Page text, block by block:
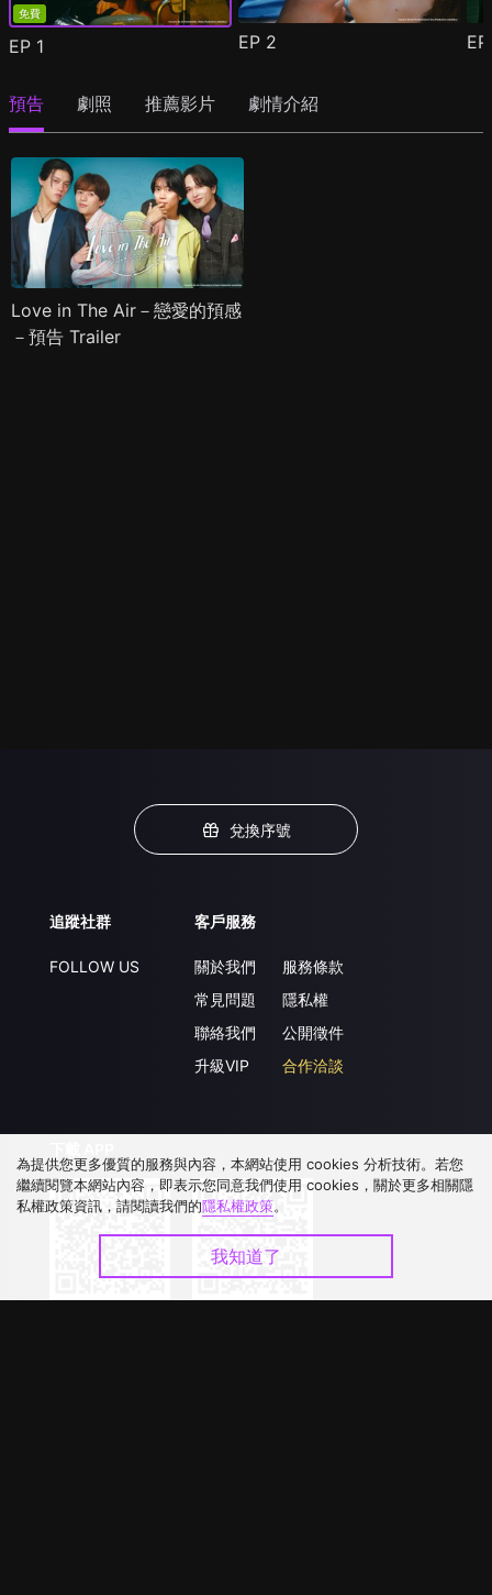
免費
EP 1 EP 2
預告 劇照 推薦影片 劇情介紹
Love in The Air－戀愛的預感
－預告 Trailer
兌換序號
追蹤社群
FOLLOW US
客戶服務
關於我們
常見問題
聯絡我們
升級VIP
服務條款
隱私權
公開徵件
合作洽談
為提供您更多優質的服務與內容，本網站使用 cookies 分析技術。若您
繼續閱覽本網站內容，即表示您同意我們使用 cookies，關於更多相關隱
私權政策資訊，請閱讀我們的隱私權政策。
我知道了